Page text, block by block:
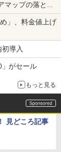
マップの落とし
」、料金値上げ
導入
がセール
もっと見る
見どころ記事